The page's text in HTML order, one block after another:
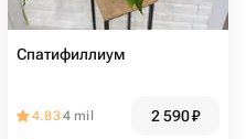
Спатифиллиум
4.834 mil 2 590₽